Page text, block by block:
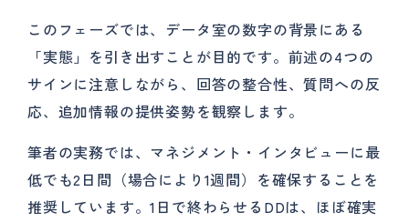
このフェーズでは、データ室の数字の背景にある
「実態」を引き出すことが目的です。前述の4つの
サインに注意しながら、回答の整合性、質問への反
応、追加情報の提供姿勢を観察します。
筆者の実務では、マネジメント・インタビューに最
低でも2日間（場合により1週間）を確保することを
推奨しています。1日で終わらせるDDは、ほぼ確実